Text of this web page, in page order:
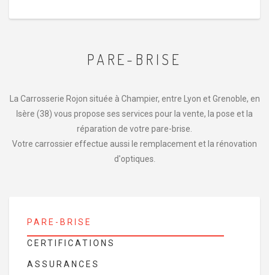
PARE-BRISE
La Carrosserie Rojon située à Champier, entre Lyon et Grenoble, en
Isère (38) vous propose ses services pour la vente, la pose et la
réparation de votre pare-brise.
Votre carrossier effectue aussi le remplacement et la rénovation
d'optiques.
PARE-BRISE
CERTIFICATIONS
ASSURANCES